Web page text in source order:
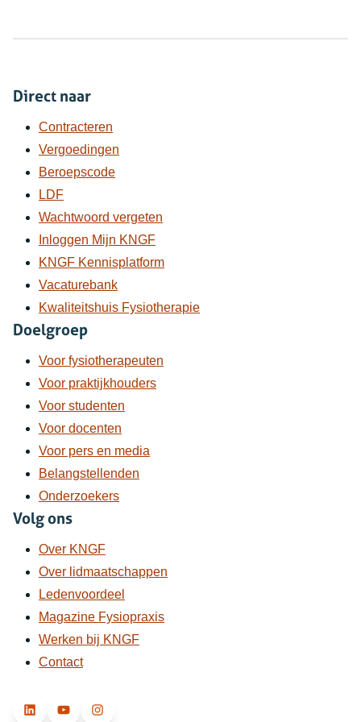
Direct naar
Contracteren
Vergoedingen
Beroepscode
LDF
Wachtwoord vergeten
Inloggen Mijn KNGF
KNGF Kennisplatform
Vacaturebank
Kwaliteitshuis Fysiotherapie
Doelgroep
Voor fysiotherapeuten
Voor praktijkhouders
Voor studenten
Voor docenten
Voor pers en media
Belangstellenden
Onderzoekers
Volg ons
Over KNGF
Over lidmaatschappen
Ledenvoordeel
Magazine Fysiopraxis
Werken bij KNGF
Contact
LinkedIn YouTube Instagram